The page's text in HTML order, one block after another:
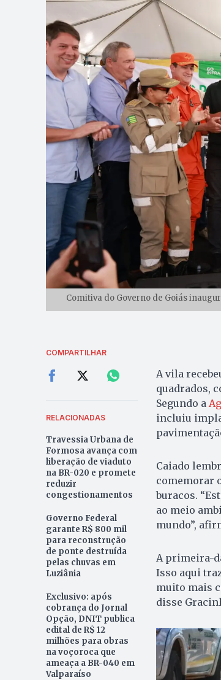
Comitiva do Governo de Goiás
COMPARTILHAR
RELACIONADAS
Travessia Urbana de
Formosa avança com
liberação de viaduto
na BR-020 e promete
reduzir
congestionamentos
Governo Federal
garante R$ 800 mil
para reconstrução
de ponte destruída
pelas chuvas em
Luziânia
Exclusivo: após
cobrança do Jornal
Opção, DNIT publica
edital de R$ 12
milhões para obras
na voçoroca que
ameaça a BR-040 em
Valparaíso
A vila
quadrados,
Segundo a
incluiu
Caiado
comemorar
buracos.
ao meio
mundo”,
A primeira-
Isso aqui
muito mais
disse